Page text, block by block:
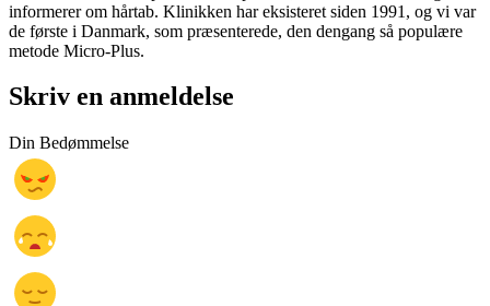
informerer om hårtab. Klinikken har eksisteret siden 1991, og vi var
de første i Danmark, som præsenterede, den dengang så populære
metode Micro-Plus.
Skriv en anmeldelse
Din Bedømmelse